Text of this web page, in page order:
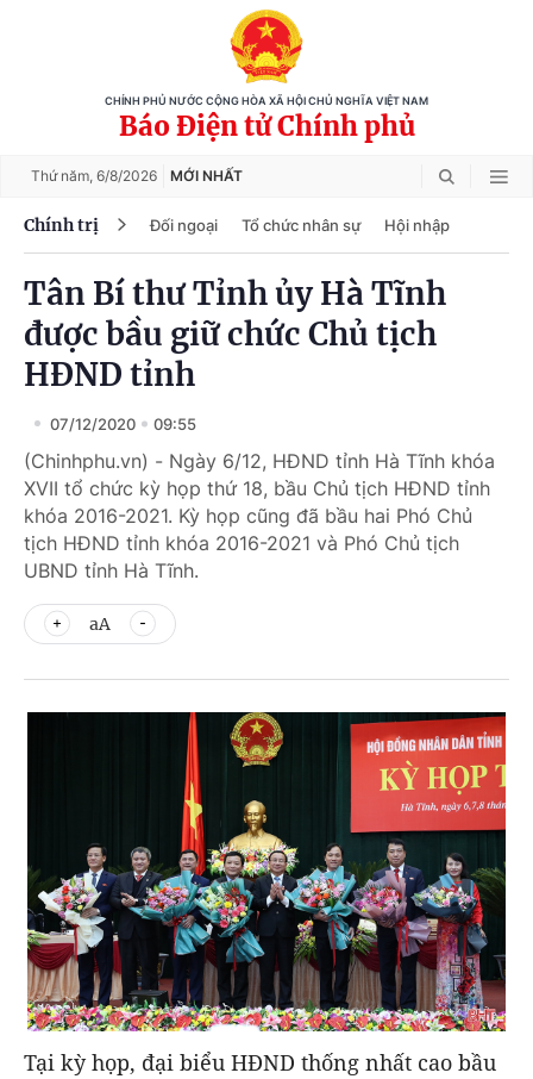
CHÍNH PHỦ NƯỚC CỘNG HÒA XÃ HỘI CHỦ NGHĨA VIỆT NAM
Báo Điện tử Chính phủ
Thứ năm, 6/8/2026 MỚI NHẤT
Chính trị Đối ngoại Tổ chức nhân sự Hội nhập
Tân Bí thư Tỉnh ủy Hà Tĩnh
được bầu giữ chức Chủ tịch
HĐND tỉnh
07/12/2020 09:55
(Chinhphu.vn) - Ngày 6/12, HĐND tỉnh Hà Tĩnh khóa
XVII tổ chức kỳ họp thứ 18, bầu Chủ tịch HĐND tỉnh
khóa 2016-2021. Kỳ họp cũng đã bầu hai Phó Chủ
tịch HĐND tỉnh khóa 2016-2021 và Phó Chủ tịch
UBND tỉnh Hà Tĩnh.
aA
Tại kỳ họp, đại biểu HĐND thống nhất cao bầu